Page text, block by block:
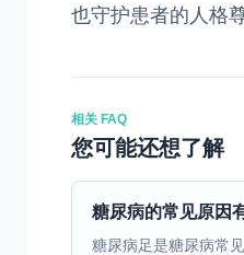
也守护患者的人格
相关 FAQ
您可能还想了解
糖尿病的常见原因
糖尿病足是糖尿病常